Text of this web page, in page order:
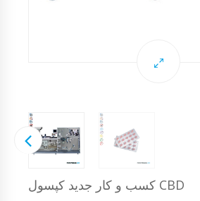
کسب و کار جدید کپسول CBD